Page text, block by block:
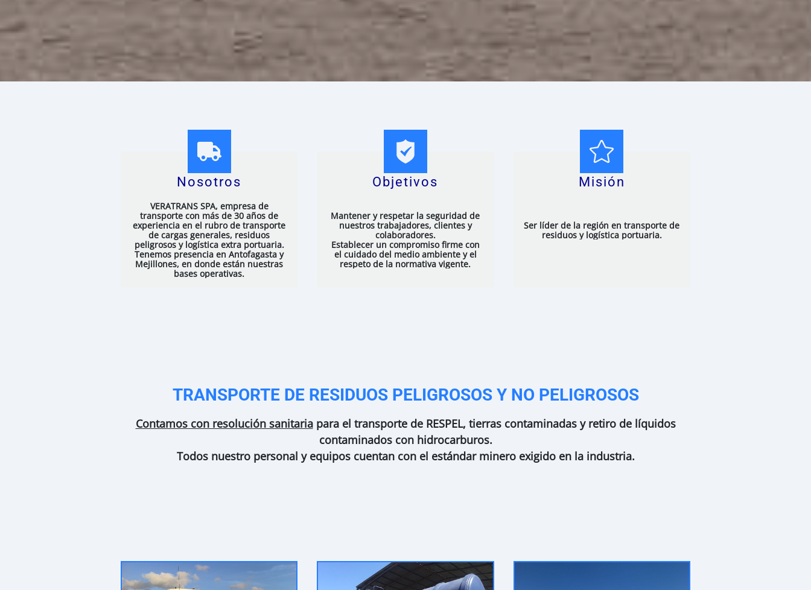
Nosotros
VERATRANS SPA, empresa de
transporte con más de 30 años de
experiencia en el rubro de transporte
de cargas generales, residuos
peligrosos y logística extra portuaria.
Tenemos presencia en Antofagasta y
Mejillones, en donde están nuestras
bases operativas.
Objetivos
Mantener y respetar la seguridad de
nuestros trabajadores, clientes y
colaboradores.
Establecer un compromiso firme con
el cuidado del medio ambiente y el
respeto de la normativa vigente.
Misión
Ser líder de la región en transporte de
residuos y logística portuaria.
TRANSPORTE DE RESIDUOS PELIGROSOS Y NO PELIGROSOS
Contamos con resolución sanitariapara el transporte de RESPEL, tierras contaminadas y retiro de líquidos
contaminados con hidrocarburos.
Todos nuestro personal y equipos cuentan con el estándar minero exigido en la industria.